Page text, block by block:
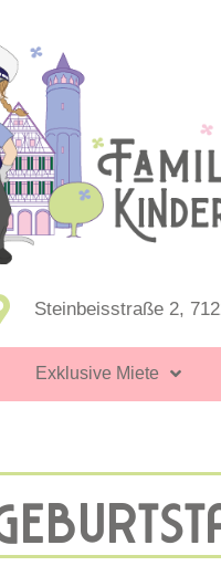
Steinbeisstraße 2,
Exklusive Miete